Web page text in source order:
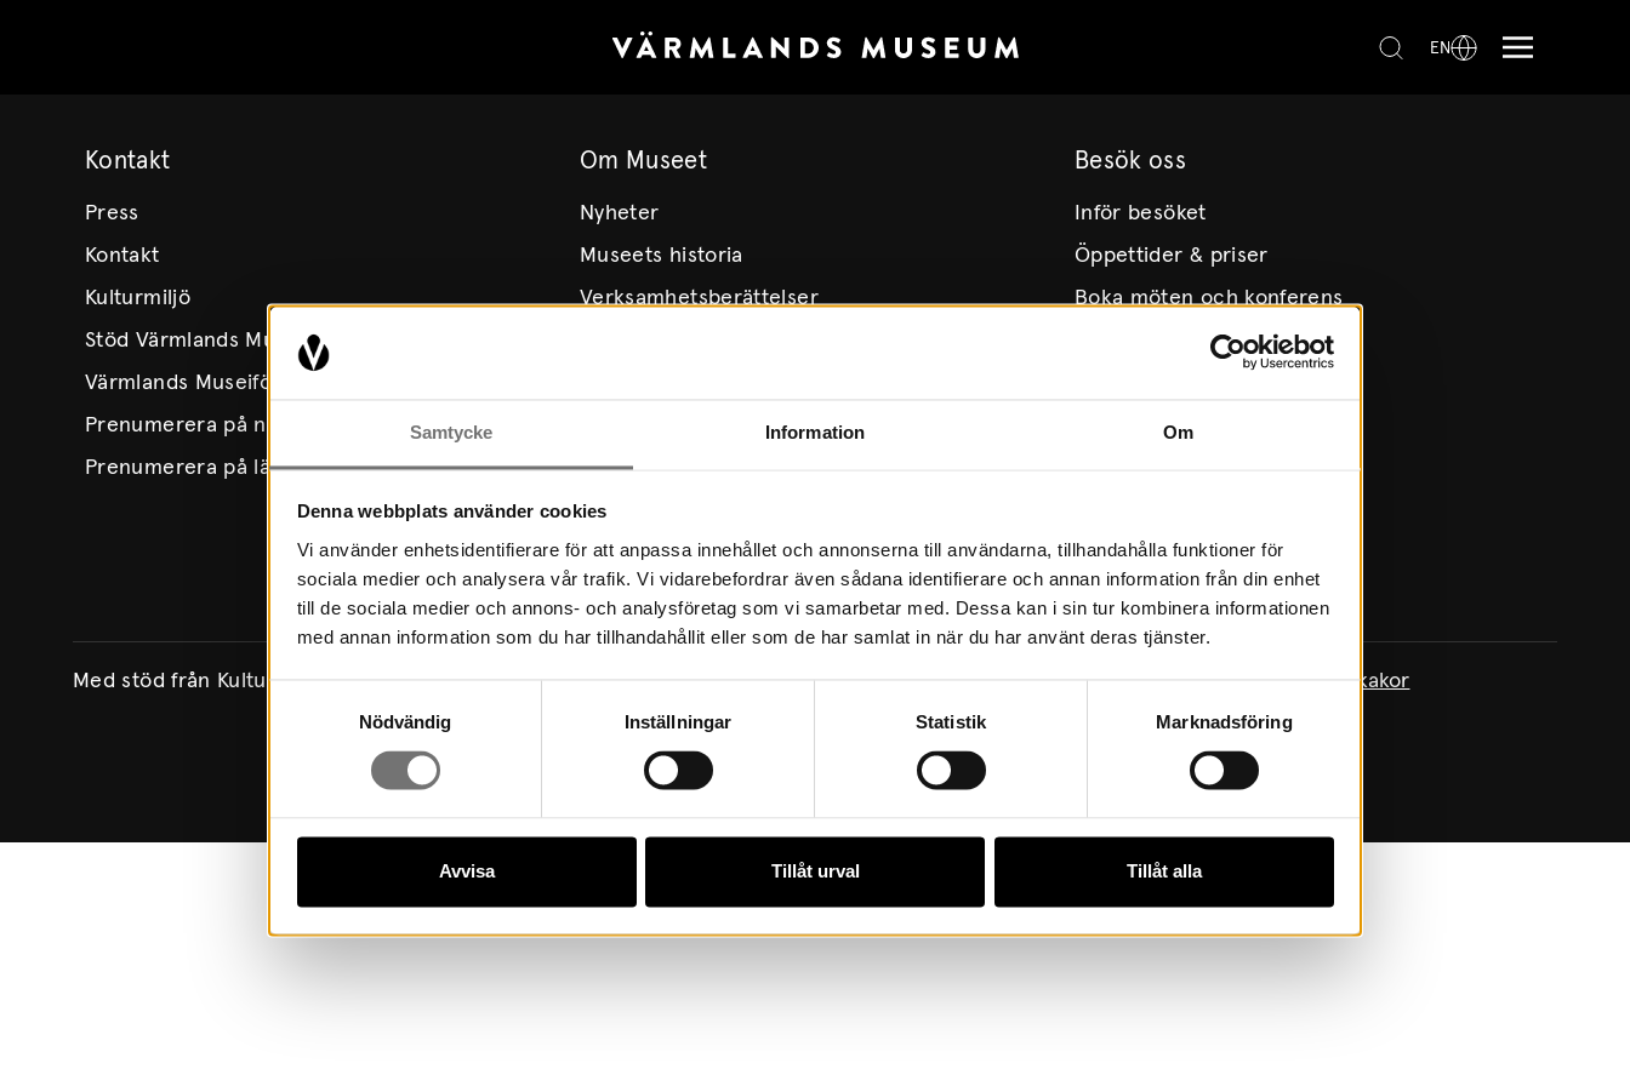
Samtycke Information Om
Denna webbplats använder cookies
Vi använder enhetsidentifierare för att anpassa innehållet och annonserna till användarna, tillhandahålla funktioner för
sociala medier och analysera vår trafik. Vi vidarebefordrar även sådana identifierare och annan information från din enhet
till de sociala medier och annons- och analysföretag som vi samarbetar med. Dessa kan i sin tur kombinera informationen
med annan information som du har tillhandahållit eller som de har samlat in när du har använt deras tjänster.
Nödvändig
Inställningar Statistik Marknadsföring
Avvisa Tillåt urval Tillåt alla
EN
Kontakt
Press
Kontakt
Kulturmiljö
Stöd Värmlands Museum
Värmlands Museiförening
Prenumerera på nyhetsbrev
Prenumerera på lärarbrev
Om Museet
Nyheter
Museets historia
Verksamhetsberättelser
Integritetspolicy
Besök oss
Inför besöket
Öppettider & priser
Boka möten och konferens
Med stöd från Kulturrådet genom Region Värmland. Copyright © 2020 Varmlands Museum. Integritetspolicy Hantera kakor